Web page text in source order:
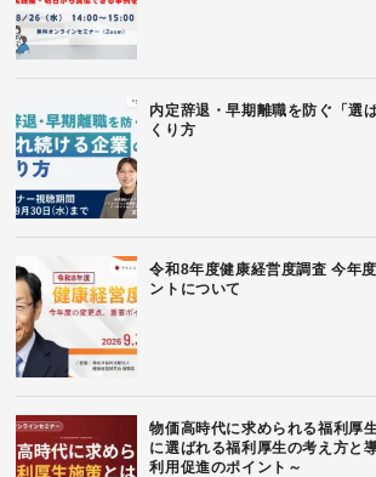
内定辞退・早期離職を防ぐ「選
くり方
令和8年度健康経営度調査 今年
ントについて
物価高時代に求められる福利厚
に選ばれる福利厚生の考え方と
利用促進のポイント～